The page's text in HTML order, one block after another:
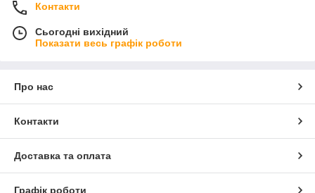
Контакти
Сьогодні вихідний
Показати весь графік роботи
Про нас
Контакти
Доставка та оплата
Графік роботи